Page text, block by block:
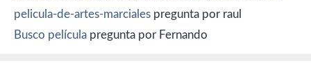
pelicula-de-artes-marciales pregunta por raul
Busco película pregunta por Fernando